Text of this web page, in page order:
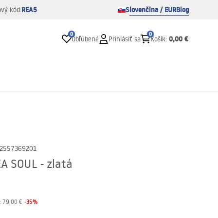
kód:REA5 Slovenčina / EURBlog
0
Obľúbené Prihlásiť sa
0
Košík: 0,00 €
SOUL - zlatá
79,00 € -35%